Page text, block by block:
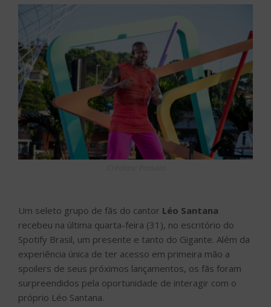
Um seleto grupo de fãs do cantor Léo Santana
recebeu na última quarta-feira (31), no escritório do
Spotify Brasil, um presente e tanto do Gigante. Além da
experiência única de ter acesso em primeira mão a
spoilers de seus próximos lançamentos, os fãs foram
surpreendidos pela oportunidade de interagir com o
próprio Léo Santana.